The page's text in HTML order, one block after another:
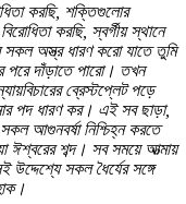
করছি, শক্তিগুলোর
করছি, স্বর্গীয় স্থানে
সকল অস্ত্র ধারণ করো যাতে তুমি
পরে দাঁড়াতে পারো। তখন
ব্রেস্টপ্লেট পড়ে
পদ ধারণ কর। এই সব ছাড়া,
সকল আগুনবর্ষা নিশ্চিহ্ন করতে
ঈশ্বরের শব্দ। সব সময়ে আত্মায়
সকল ধৈর্যের সঙ্গে